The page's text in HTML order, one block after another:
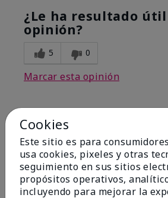
¿Le ha resultado
opinión?
5 0
Marcar esta opinión
Best Make-up
EnviadoHace 10 meses
porSharon
de Summerville, SC
Cookies
Este sitio es para
usa cookies, pixeles y otras
seguimiento en sus sitios
propósitos operativos,
incluyendo para mejorar la